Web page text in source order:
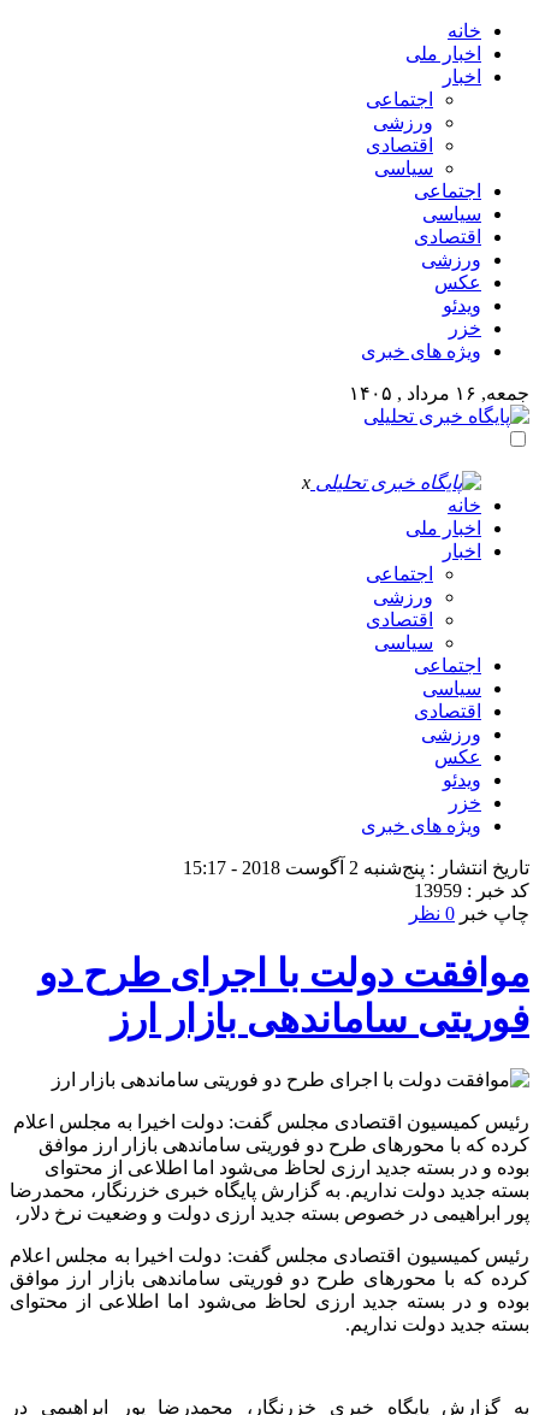
خانه
اخبار ملی
اخبار
اجتماعی
ورزشی
اقتصادی
سیاسی
اجتماعی
سیاسی
اقتصادی
ورزشی
عکس
ویدئو
خزر
ویژه های خبری
جمعه, ۱۶ مرداد , ۱۴۰۵
x
خانه
اخبار ملی
اخبار
اجتماعی
ورزشی
اقتصادی
سیاسی
اجتماعی
سیاسی
اقتصادی
ورزشی
عکس
ویدئو
خزر
ویژه های خبری
تاریخ انتشار : پنج‌شنبه 2 آگوست 2018 - 15:17
کد خبر : 13959
چاپ خبر 0 نظر
موافقت دولت با اجرای طرح دو
فوریتی ساماندهی بازار ارز
رئیس کمیسیون اقتصادی مجلس گفت: دولت اخیرا به مجلس اعلام
کرده که با محورهای طرح دو فوریتی ساماندهی بازار ارز موافق
بوده و در بسته جدید ارزی لحاظ می‌شود اما اطلاعی از محتوای
بسته جدید دولت نداریم. به گزارش پایگاه خبری خزرنگار، محمدرضا
پور ابراهیمی در خصوص بسته جدید ارزی دولت و وضعیت نرخ دلار،
رئیس کمیسیون اقتصادی مجلس گفت: دولت اخیرا به مجلس اعلام
کرده که با محورهای طرح دو فوریتی ساماندهی بازار ارز موافق
بوده و در بسته جدید ارزی لحاظ می‌شود اما اطلاعی از محتوای
بسته جدید دولت نداریم.
به گزارش پایگاه خبری خزرنگار، محمدرضا پور ابراهیمی در